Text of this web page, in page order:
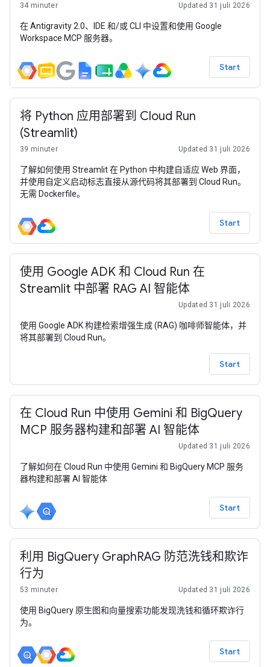
34 minuter Updated 31 juli 2026
在 Antigravity 2.0、IDE 和/或 CLI 中设置和使用 Google
Workspace MCP 服务器。
Start
将 Python 应用部署到 Cloud Run
(Streamlit)
39 minuter Updated 31 juli 2026
了解如何使用 Streamlit 在 Python 中构建自适应 Web 界面，
并使用自定义启动标志直接从源代码将其部署到 Cloud Run。
无需 Dockerfile。
Start
使用 Google ADK 和 Cloud Run 在
Streamlit 中部署 RAG AI 智能体
Updated 31 juli 2026
使用 Google ADK 构建检索增强生成 (RAG) 咖啡师智能体，并
将其部署到 Cloud Run。
Start
在 Cloud Run 中使用 Gemini 和 BigQuery
MCP 服务器构建和部署 AI 智能体
Updated 31 juli 2026
了解如何在 Cloud Run 中使用 Gemini 和 BigQuery MCP 服务
器构建和部署 AI 智能体
Start
利用 BigQuery GraphRAG 防范洗钱和欺诈
行为
53 minuter Updated 31 juli 2026
使用 BigQuery 原生图和向量搜索功能发现洗钱和循环欺诈行
为。
Start